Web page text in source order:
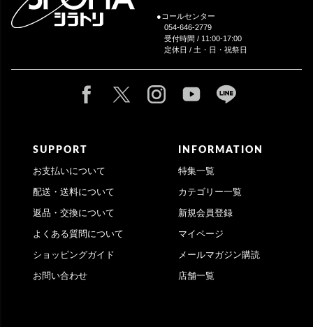
●コールセンター
054-646-2779
受付時間 / 11:00-17:00
定休日 / 土・日・祝祭日
SUPPORT
お支払いについて
配送・送料について
返品・交換について
よくある質問について
ショッピングガイド
お問い合わせ
INFORMATION
特集一覧
カテゴリー一覧
新規会員登録
マイページ
メールマガジン購読
店舗一覧